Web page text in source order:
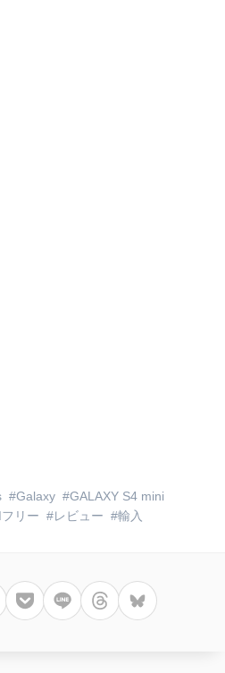
Galaxy
GALAXY S4 mini
リー レビュー 輸入